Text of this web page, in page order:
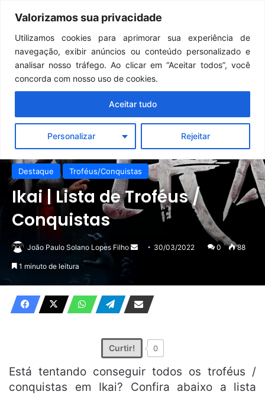
Valorizamos sua privacidade
Utilizamos cookies para aprimorar sua experiência de
navegação, exibir anúncios ou conteúdo personalizado e
analisar nosso tráfego. Ao clicar em “Aceitar todos”, você
concorda com nosso uso de cookies.
Personalizar Rejeitar
Aceitar tudo
Menu
Destaque Troféus/Conquistas
Ikai | Lista de Troféus /
Conquistas
João Paulo Solano Lopes Filho
Mande30/03/2022 0 88
1 minuto de leitura
Curtir! 0
Está tentando conseguir todos os troféus /
conquistas em Ikai? Confira abaixo a lista